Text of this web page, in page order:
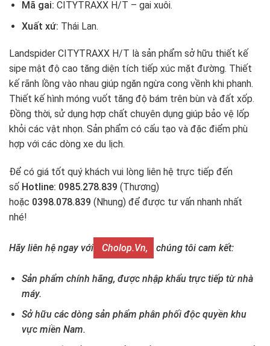
Mã gai: CITYTRAXX H/T – gai xuôi.
Xuất xứ: Thái Lan.
Landspider CITYTRAXX H/T là sản phẩm sở hữu thiết kế
sipe mật độ cao tăng diện tích tiếp xúc mặt đường. Thiết
kế rãnh lồng vào nhau giúp ngăn ngừa cong vềnh khi phanh.
Thiết kế hình móng vuốt tăng độ bám trên bùn và đất xốp.
Đồng thời, sử dụng hợp chất chuyên dụng giúp bảo vệ lốp
khỏi các vật nhọn. Sản phẩm có cấu tạo và đặc điểm phù
hợp với các dòng xe du lịch.
Để có giá tốt quý khách vui lòng liên hệ trực tiếp đến
số Hotline: 0985.278.839 (Thương)
hoặc 0398.078.839 (Nhung) để được tư vấn nhanh nhất
nhé!
Hãy liên hệ ngay với Cholop.vn, chúng tôi cam kết:
Sản phẩm chính hãng, được nhập khẩu trực tiếp từ nhà
máy.
Sở hữu các dòng sản phẩm phân phối độc quyền khu
vực miền Nam.